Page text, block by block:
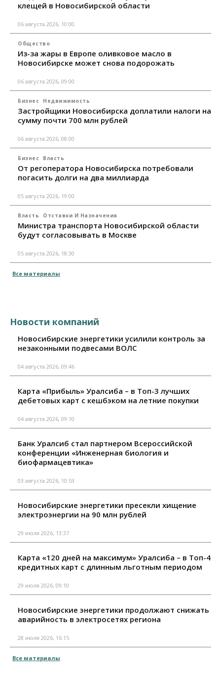
клещей в Новосибирской области
06 августа 2026, 10:00
Общество
Из-за жары в Европе оливковое масло в
Новосибирске может снова подорожать
06 августа 2026, 09:00
Бизнес Недвижимость
Застройщики Новосибирска доплатили налоги на
сумму почти 700 млн рублей
06 августа 2026, 08:00
Бизнес Власть
От регоператора Новосибирска потребовали
погасить долги на два миллиарда
05 августа 2026, 19:00
Власть Отставки И Назначения
Министра транспорта Новосибирской области
будут согласовывать в Москве
05 августа 2026, 18:30
Все материалы
Новости компаний
Новосибирские энергетики усилили контроль за
незаконными подвесами ВОЛС
04 августа 2026, 09:46
Карта «Прибыль» Уралсиба – в Топ-3 лучших
дебетовых карт с кешбэком на летние покупки
04 августа 2026, 09:10
Банк Уралсиб стал партнером Всероссийской
конференции «Инженерная биология и
биофармацевтика»
03 августа 2026, 10:53
Новосибирские энергетики пресекли хищение
электроэнергии на 90 млн рублей
29 июля 2026, 13:37
Карта «120 дней на максимум» Уралсиба – в Топ-4
кредитных карт с длинным льготным периодом
29 июля 2026, 09:10
Новосибирские энергетики продолжают снижать
аварийность в электросетях региона
28 июля 2026, 16:15
Все материалы